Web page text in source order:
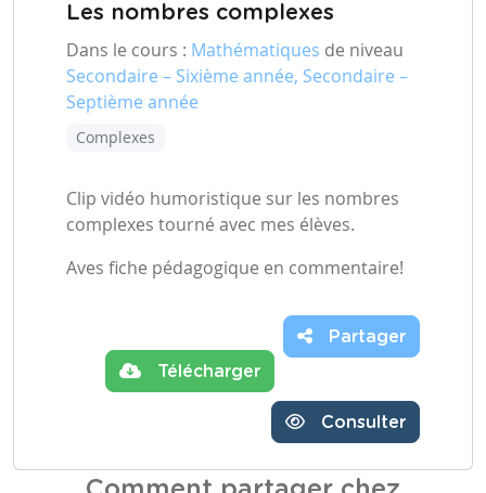
Les nombres complexes
Dans le cours : Mathématiques de niveau
Secondaire – Sixième année, Secondaire –
Septième année
Complexes
Clip vidéo humoristique sur les nombres
complexes tourné avec mes élèves.
Aves fiche pédagogique en commentaire!
Télécharger
Partager
Consulter